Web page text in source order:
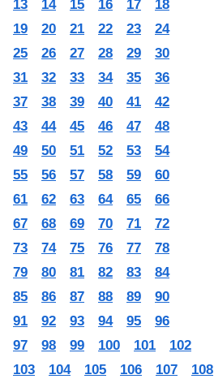
13
14 15 16 17
18
19
20 21 22 23
24
25
26 27 28 29
30
31
32 33 34 35
36
37
38 39 40 41
42
43
44 45 46 47
48
49
50 51 52 53
54
55
56 57 58 59
60
61
62 63 64 65
66
67
68 69 70 71
72
73
74 75 76 77
78
79
80 81 82 83
84
85
86 87 88 89
90
91
92 93 94 95
96
97
98 99 100 101
102
103
104 105 106 107 108